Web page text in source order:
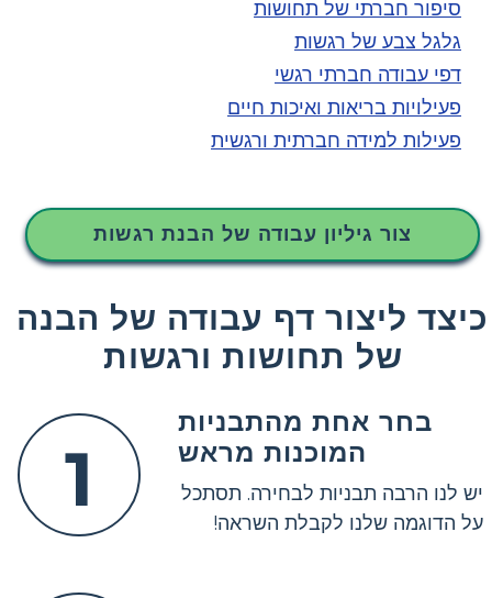
סיפור חברתי של תחושות
גלגל צבע של רגשות
דפי עבודה חברתי רגשי
פעילויות בריאות ואיכות חיים
פעילות למידה חברתית ורגשית
צור גיליון עבודה של הבנת רגשות
כיצד ליצור דף עבודה של הבנה
של תחושות ורגשות
1
בחר אחת מהתבניות
המוכנות מראש
יש לנו הרבה תבניות לבחירה. תסתכל
על הדוגמה שלנו לקבלת השראה!